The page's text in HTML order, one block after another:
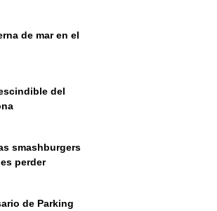
de mar en el
del
smashburgers
perder
de Parking